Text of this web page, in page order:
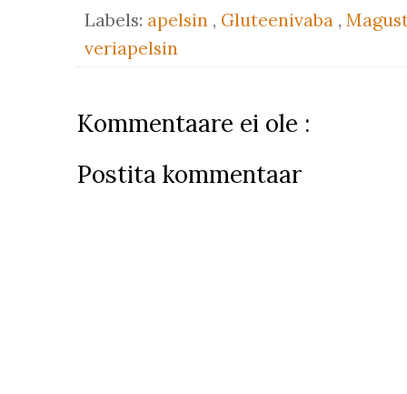
Labels: apelsin , Gluteenivaba ,
veriapelsin
Kommentaare ei ole :
Postita kommentaar